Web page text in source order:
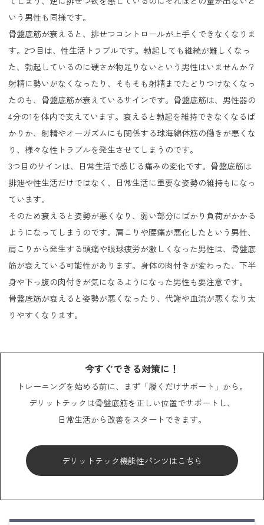
いう男性も同様です。
骨盤底筋が衰えると、排せつコントロールが上手くできなくなりま
す。2つ目は、性生活トラブルです。勃起しても継続が難しくなっ
た、勃起しているのに硬さが物足りないという男性はいませんか？
射精に勢いがなくなったり、そもそも射精までたどりつけなくなっ
たのも、骨盤底筋が衰えているサインです。骨盤底筋は、男性器の
4分の1を体内で支えています。衰えると勃起を維持できなくなるば
かりか、射精やオーガズムにも関係する球海綿体筋の働きが悪くな
り、様々な性トラブルを発生させてしまうのです。
3つ目のサインは、日常生活で感じる痛みの変化です。骨盤底筋は
排泄や性生活だけではなく、日常生活に重要な姿勢の維持もになっ
ています。
そのため衰えると姿勢が悪くなり、弱い部分にばかり負荷がかかる
ようになってしまうのです。肩こりや腰痛が悪化したという男性、
肩こりから発生する頭痛や眼球疲労が激しくなった男性は、骨盤底
筋が衰えている可能性があります。身体の肉付きが変わった、下半
身や下っ腹の肉付きが気になるようになった男性も要注意です。
骨盤底筋が衰えると姿勢が悪くなったり、代謝や血流が悪くなり太
りやすくなります。
今すぐできる対策に！
トレーニングを始める前に、まず「履くだけサポート」から。
デリットテックは骨盤底筋を正しい位置でサポートし、
日常生活から改善をスタートできます。
デリットテック機能性パンツはこちら